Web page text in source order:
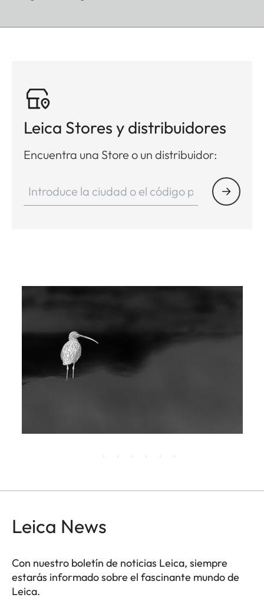
Leica Stores y distribuidores
Encuentra una Store o un distribuidor:
Leica News
Con nuestro boletín de noticias Leica, siempre
estarás informado sobre el fascinante mundo de
Leica.